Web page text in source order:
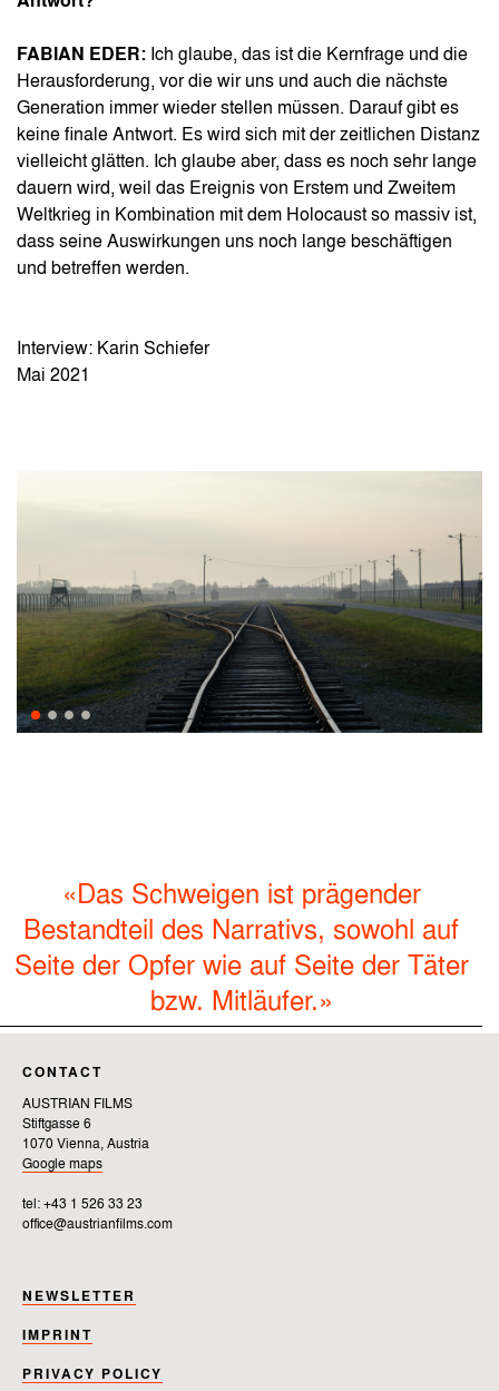
FABIAN EDER: Ich glaube, das ist die Kernfrage und die
Herausforderung, vor die wir uns und auch die nächste
Generation immer wieder stellen müssen. Darauf gibt es
keine finale Antwort. Es wird sich mit der zeitlichen Distanz
vielleicht glätten. Ich glaube aber, dass es noch sehr lange
dauern wird, weil das Ereignis von Erstem und Zweitem
Weltkrieg in Kombination mit dem Holocaust so massiv ist,
dass seine Auswirkungen uns noch lange beschäftigen
und betreffen werden.
Interview: Karin Schiefer
Mai 2021
«Das Schweigen ist prägender
Bestandteil des Narrativs, sowohl auf
Seite der Opfer wie auf Seite der Täter
bzw. Mitläufer.»
CONTACT
AUSTRIAN FILMS
Stiftgasse 6
1070 Vienna, Austria
Google maps
tel: +43 1 526 33 23
office@austrianfilms.com
NEWSLETTER
IMPRINT
PRIVACY POLICY